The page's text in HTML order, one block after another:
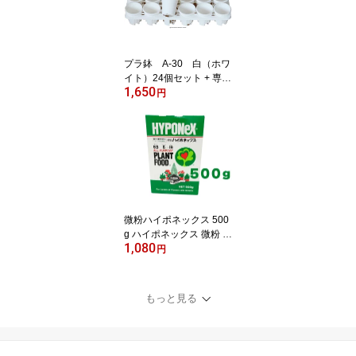
デニング用品 ガーデニン
グ鉢植え ガーデニング植
プラ鉢 A-30 白（ホワ
イト）24個セット + 専用
トレーPMT-24 白（ホワ
ト 多肉植物 鉢 エケベリ
1,650円
微粉ハイポネックス 500
g ハイポネックス 微粉 肥
料 洋蘭 富貴蘭 春蘭 洋ラ
耕栽培の肥料 農業肥料
農業用肥料 /2箱ならネコ
1,080円
もっと見る